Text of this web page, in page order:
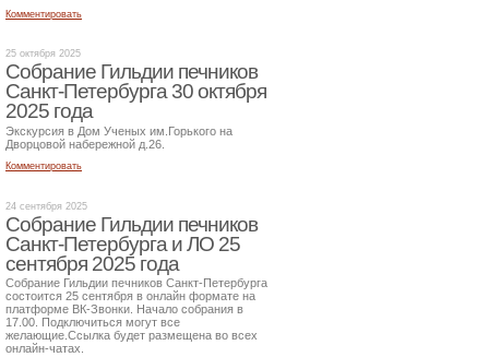
Комментировать
25 октября 2025
Собрание Гильдии печников
Санкт-Петербурга 30 октября
2025 года
Экскурсия в Дом Ученых им.Горького на
Дворцовой набережной д.26.
Комментировать
24 сентября 2025
Собрание Гильдии печников
Санкт-Петербурга и ЛО 25
сентября 2025 года
Собрание Гильдии печников Санкт-Петербурга
состоится 25 сентября в онлайн формате на
платформе ВК-Звонки. Начало собрания в
17.00. Подключиться могут все
желающие.Ссылка будет размещена во всех
онлайн-чатах.